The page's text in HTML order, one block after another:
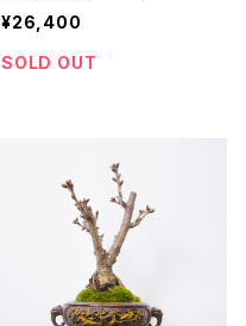
¥26,400
SOLD OUT